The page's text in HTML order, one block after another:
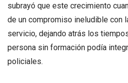
subrayó que este crecimiento
de un compromiso ineludible con
servicio, dejando atrás los
persona sin formación podía
policiales.